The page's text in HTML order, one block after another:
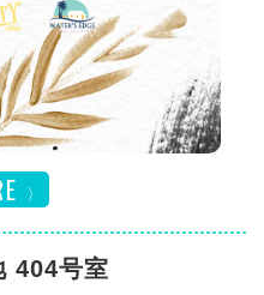
404号室